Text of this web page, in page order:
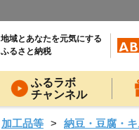
地域とあなたを元気にする
ふるさと納税
ふるラボ
チャンネル
加工品等
納豆・豆腐・